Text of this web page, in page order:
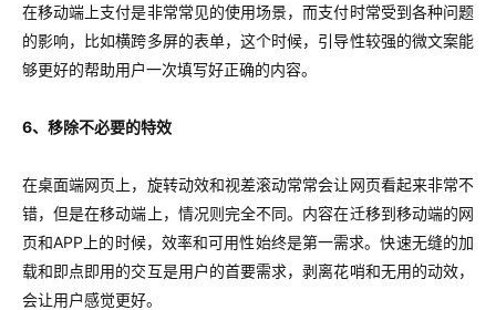
在移动端上支付是非常常见的使用场景，而支付时常受到各种问题
的影响，比如横跨多屏的表单，这个时候，引导性较强的微文案能
够更好的帮助用户一次填写好正确的内容。
6、移除不必要的特效
在桌面端网页上，旋转动效和视差滚动常常会让网页看起来非常不
错，但是在移动端上，情况则完全不同。内容在迁移到移动端的网
页和APP上的时候，效率和可用性始终是第一需求。快速无缝的加
载和即点即用的交互是用户的首要需求，剥离花哨和无用的动效，
会让用户感觉更好。